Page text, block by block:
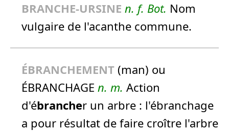
BRANCHE-URSINE n. f. Bot. Nom
vulgaire de l'acanthe commune.
ÉBRANCHEMENT (man) ou
ÉBRANCHAGE n. m. Action
d'ébrancher un arbre : l'ébranchage
a pour résultat de faire croître l'arbre